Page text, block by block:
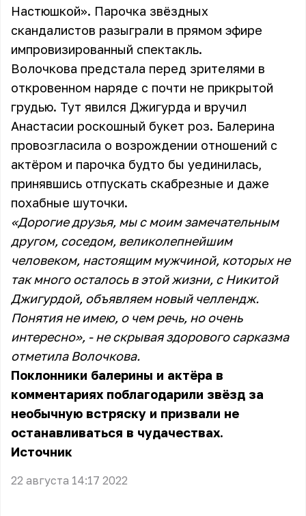
Настюшкой». Парочка звёздных
скандалистов разыграли в прямом эфире
импровизированный спектакль.
Волочкова предстала перед зрителями в
откровенном наряде с почти не прикрытой
грудью. Тут явился Джигурда и вручил
Анастасии роскошный букет роз. Балерина
провозгласила о возрождении отношений с
актёром и парочка будто бы уединилась,
принявшись отпускать скабрезные и даже
похабные шуточки.
«Дорогие друзья, мы с моим замечательным
другом, соседом, великолепнейшим
человеком, настоящим мужчиной, которых не
так много осталось в этой жизни, с Никитой
Джигурдой, объявляем новый челлендж.
Понятия не имею, о чем речь, но очень
интересно», - не скрывая здорового сарказма
отметила Волочкова.
Поклонники балерины и актёра в
комментариях поблагодарили звёзд за
необычную встряску и призвали не
останавливаться в чудачествах.
Источник
22 августа 14:17 2022